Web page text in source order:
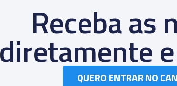
Receba as
diretamente
QUERO ENTRAR NO